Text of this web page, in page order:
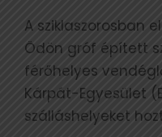
A sziklaszorosban
Ödön gróf épített
férőhelyes
Kárpát-Egyesület
szálláshelyeket